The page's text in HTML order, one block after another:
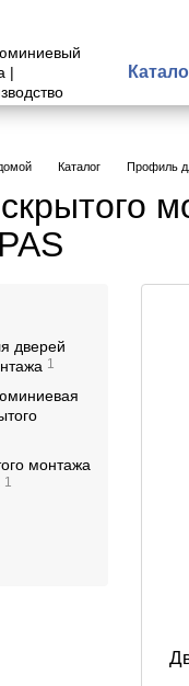
Каталог Профиль
дверей
1
монтажа
1